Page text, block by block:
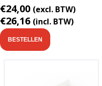
€24,00 (excl. BTW)
€26,16 (incl. BTW)
BESTELLEN